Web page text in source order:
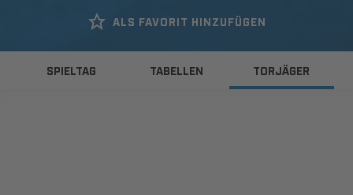
ALS FAVORIT HINZUFÜGEN
SPIELTAG TABELLEN TORJÄGER